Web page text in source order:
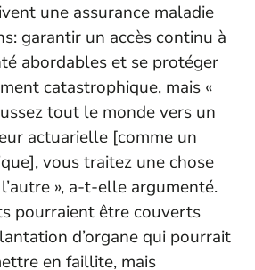
une assurance maladie
garantir un accès continu à
abordables et se protéger
catastrophique, mais «
tout le monde vers un
actuarielle [comme un
vous traitez une chose
», a-t-elle argumenté.
pourraient être couverts
d’organe qui pourrait
en faillite, mais